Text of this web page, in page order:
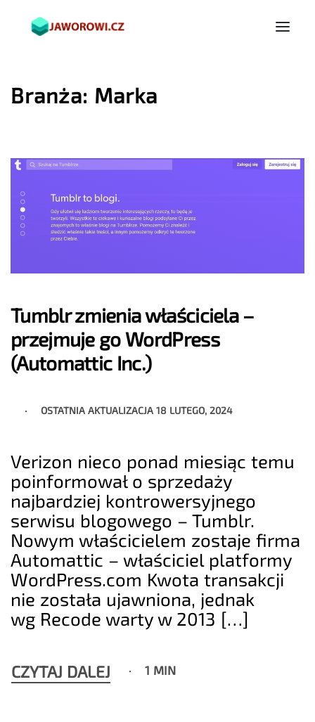
Branża: Marka
Tumblr zmienia właściciela –
przejmuje go WordPress
(Automattic Inc.)
OSTATNIA AKTUALIZACJA18 LUTEGO, 2024
Verizon nieco ponad miesiąc temu
poinformował o sprzedaży
najbardziej kontrowersyjnego
serwisu blogowego – Tumblr.
Nowym właścicielem zostaje firma
Automattic – właściciel platformy
WordPress.com Kwota transakcji
nie została ujawniona, jednak
wg Recode warty w 2013 […]
CZYTAJ DALEJ 1 MIN